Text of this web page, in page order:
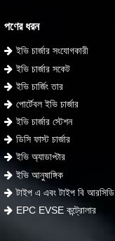
পণের ধরন
ইভি চার্জার সংযোগকারী
ইভি চার্জার সকেট
ইভি চার্জিং তার
পোর্টেবল ইভি চার্জার
ইভি চার্জার স্টেশন
ডিসি ফাস্ট চার্জার
ইভি অ্যাডাপ্টার
ইভি আনুষাঙ্গিক
টাইপ এ এবং টাইপ বি আরসিডি
EPC EVSE কন্ট্রোলার